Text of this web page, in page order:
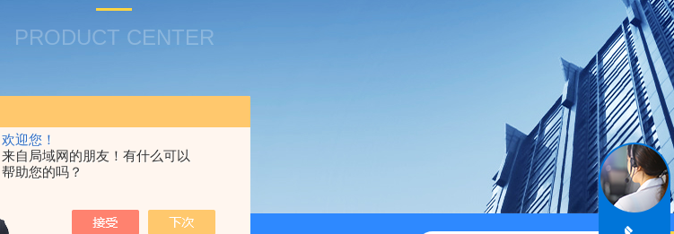
欢迎您！
来自局域网的朋友！有什么可以
帮助您的吗？
PRODUCT CENTER